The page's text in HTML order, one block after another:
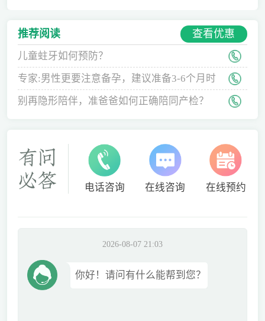
推荐阅读 查看优惠
儿童蛀牙如何预防？
专家:男性更要注意备孕，建议准备3-6个月时
间
别再隐形陪伴，准爸爸如何正确陪同产检？
电话咨询 在线咨询 在线预约
2026-08-07 21:03
你好！请问有什么能帮到您？